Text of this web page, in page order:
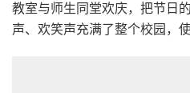
教室与师生同堂欢庆，把节日
声、欢笑声充满了整个校园，